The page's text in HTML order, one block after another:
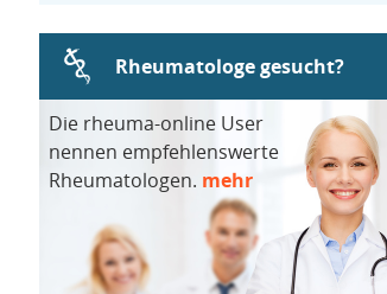
Rheumatologe gesucht?
Die rheuma-online User
nennen empfehlenswerte
Rheumatologen. mehr